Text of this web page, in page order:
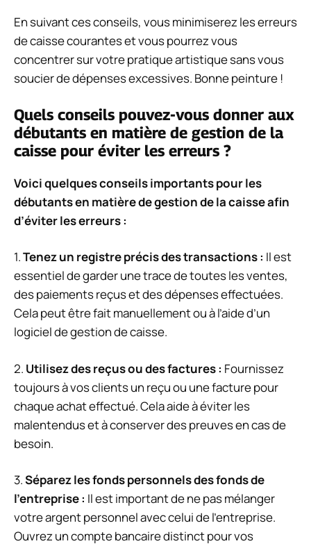
En suivant ces conseils, vous minimiserez les erreurs
de caisse courantes et vous pourrez vous
concentrer sur votre pratique artistique sans vous
soucier de dépenses excessives. Bonne peinture !
Quels conseils pouvez-vous donner aux
débutants en matière de gestion de la
caisse pour éviter les erreurs ?
Voici quelques conseils importants pour les
débutants en matière de gestion de la caisse afin
d’éviter les erreurs :
1.Tenez un registre précis des transactions : Il est
essentiel de garder une trace de toutes les ventes,
des paiements reçus et des dépenses effectuées.
Cela peut être fait manuellement ou à l’aide d’un
logiciel de gestion de caisse.
2. Utilisez des reçus ou des factures : Fournissez
toujours à vos clients un reçu ou une facture pour
chaque achat effectué. Cela aide à éviter les
malentendus et à conserver des preuves en cas de
besoin.
3.Séparez les fonds personnels des fonds de
l’entreprise : Il est important de ne pas mélanger
votre argent personnel avec celui de l’entreprise.
Ouvrez un compte bancaire distinct pour vos